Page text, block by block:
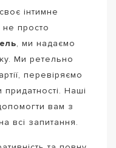
інтимне
просто
, ми надаємо
Ми ретельно
перевіряємо
придатності. Наші
вам з
всі запитання.